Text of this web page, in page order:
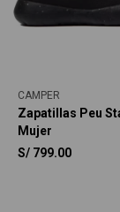
CAMPER
Zapatillas Peu
Mujer
S/ 799.00